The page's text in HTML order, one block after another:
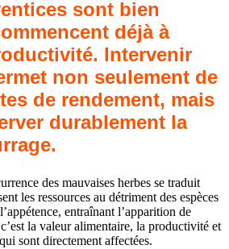
sont bien
déjà à
Intervenir
non seulement de
de rendement, mais
durablement la
des mauvaises herbes se traduit
les ressources au détriment des espèces
entraînant l’apparition de
la valeur alimentaire, la productivité et
sont directement affectées.